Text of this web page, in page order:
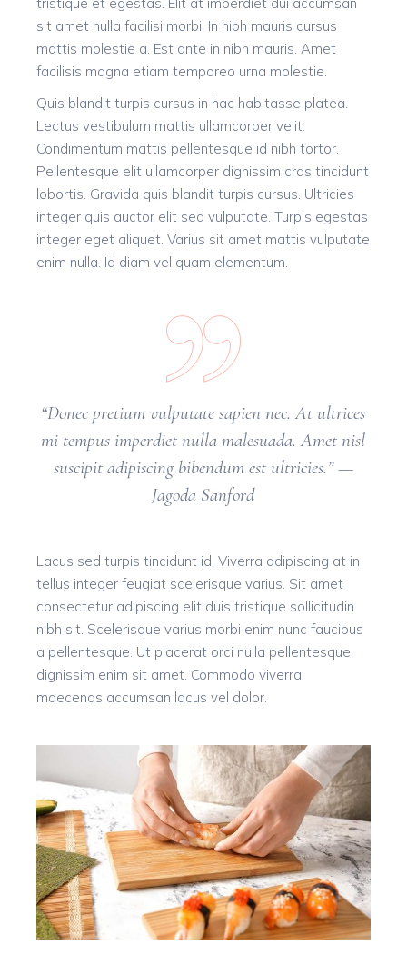
sit amet nulla facilisi morbi. In nibh mauris cursus
mattis molestie a. Est ante in nibh mauris. Amet
facilisis magna etiam temporeo urna molestie.
Quis blandit turpis cursus in hac habitasse platea.
Lectus vestibulum mattis ullamcorper velit.
Condimentum mattis pellentesque id nibh tortor.
Pellentesque elit ullamcorper dignissim cras tincidunt
lobortis. Gravida quis blandit turpis cursus. Ultricies
integer quis auctor elit sed vulputate. Turpis egestas
integer eget aliquet. Varius sit amet mattis vulputate
enim nulla. Id diam vel quam elementum.
“Donec pretium vulputate sapien nec. At ultrices
mi tempus imperdiet nulla malesuada. Amet nisl
suscipit adipiscing bibendum est ultricies.” —
Jagoda Sanford
Lacus sed turpis tincidunt id. Viverra adipiscing at in
tellus integer feugiat scelerisque varius. Sit amet
consectetur adipiscing elit duis tristique sollicitudin
nibh sit. Scelerisque varius morbi enim nunc faucibus
a pellentesque. Ut placerat orci nulla pellentesque
dignissim enim sit amet. Commodo viverra
maecenas accumsan lacus vel dolor.